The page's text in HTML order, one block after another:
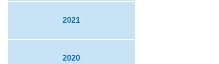
2021
2020